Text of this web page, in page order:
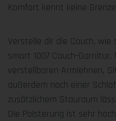
Komfort kennt keine
Verstelle dir die Couch,
smart 1007 Couch-
verstellbaren Armlehnen,
außerdem noch einer
zusätzlichem Stauraum
Die Polsterung ist sehr